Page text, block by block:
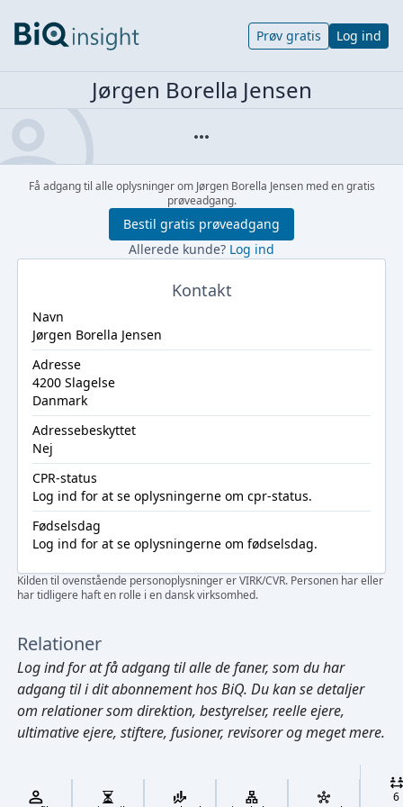
Cmd/Ctrl + K
Prøv gratis Log ind
Jørgen Borella Jensen
Få adgang til alle oplysninger om Jørgen Borella Jensen med en gratis
prøveadgang.
Bestil gratis prøveadgang
Allerede kunde? Log ind
Kontakt
Navn
Jørgen Borella Jensen
Adresse
4200 Slagelse
Danmark
Adressebeskyttet
Nej
CPR-status
Log ind for at se oplysningerne om cpr-status.
Fødselsdag
Log ind for at se oplysningerne om fødselsdag.
Kilden til ovenstående personoplysninger er VIRK/CVR. Personen har eller
har tidligere haft en rolle i en dansk virksomhed.
Relationer
Log indfor at få adgang til alle de faner, som du har
adgang til i dit abonnement hos BiQ. Du kan se detaljer
om relationer som direktion, bestyrelser, reelle ejere,
ultimative ejere, stiftere, fusioner, revisorer og meget mere.
6